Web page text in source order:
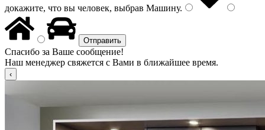
докажите, что вы человек, выбрав Машину.
Спасибо за Ваше сообщение!
Наш менеджер свяжется с Вами в ближайшее время.